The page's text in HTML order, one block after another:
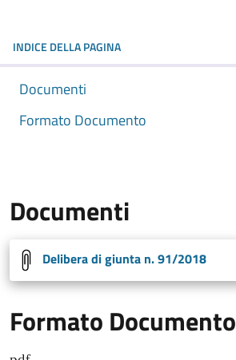
INDICE DELLA PAGINA
Documenti
Formato Documento
Documenti
Delibera di giunta n. 91/2018
Formato Documento